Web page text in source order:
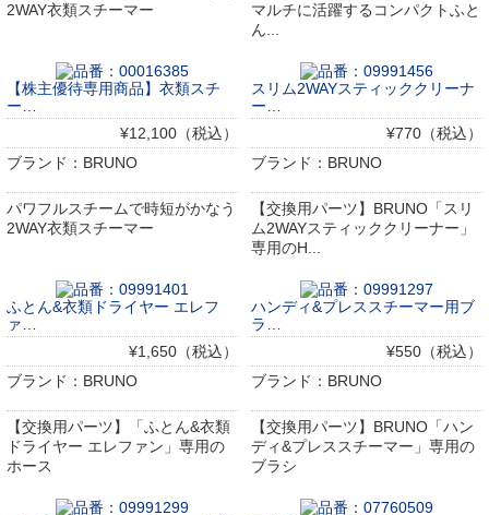
2WAY衣類スチーマー
マルチに活躍するコンパクトふと
ん...
【株主優待専用商品】衣類スチ
ー…
¥12,100（税込）
ブランド：BRUNO
パワフルスチームで時短がかなう
2WAY衣類スチーマー
スリム2WAYスティッククリーナ
ー…
¥770（税込）
ブランド：BRUNO
【交換用パーツ】BRUNO「スリ
ム2WAYスティッククリーナー」
専用のH...
ふとん&衣類ドライヤー エレフ
ァ…
¥1,650（税込）
ブランド：BRUNO
【交換用パーツ】「ふとん&衣類
ドライヤー エレファン」専用の
ホース
ハンディ&プレススチーマー用ブ
ラ…
¥550（税込）
ブランド：BRUNO
【交換用パーツ】BRUNO「ハン
ディ&プレススチーマー」専用の
ブラシ